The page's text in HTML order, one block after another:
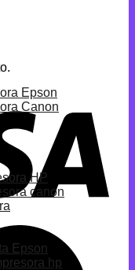
Epson
Canon
HP
canon
Epson
hp